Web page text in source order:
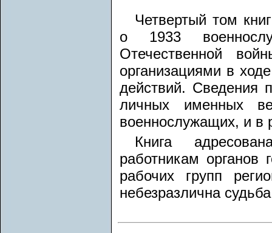
Четвертый том
о 1933
Отечественной
организациями в
действий. Сведения
личных именных
военнослужащих, и в
Книга
работникам органов
рабочих групп
небезразлична